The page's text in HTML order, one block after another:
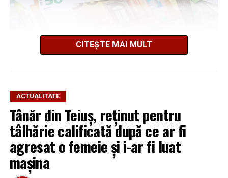
Cum s-a produs spargerea
Potrivit informațiilor din dosar și declarațiilor
persoanelor vătămate, în noaptea de 3 spre 4 iulie 2026,
locuința familiei Șerban-Rezmiveș din Teiuș a fost spartă
în timp ce proprietarii se aflau în municipiul Alba Iulia.
Familia susține că deplasarea la Alba Iulia ar fi fost
CITEȘTE MAI MULT
ACTUALITATE
Tânăr din Teiuș, reținut pentru
tâlhărie calificată după ce ar fi
agresat o femeie și i-ar fi luat
mașina